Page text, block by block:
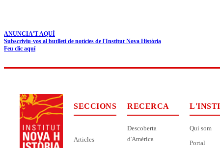
ANUNCIA'T AQUÍ
Subscriviu-vos al butlletí de notícies de l'Institut Nova Història
Feu clic aquí
SECCIONS
Articles
RECERCA
Descoberta
d'Amèrica
Qui som
Portal